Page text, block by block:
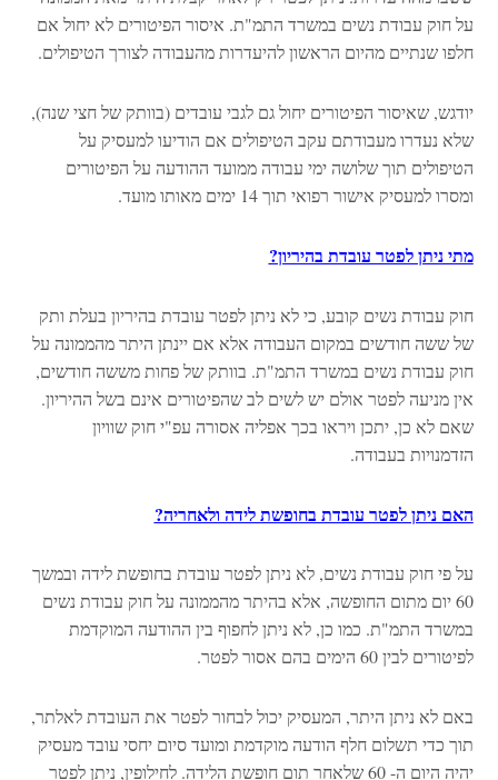
על חוק עבודת נשים במשרד התמ"ת. איסור הפיטורים לא יחול אם
חלפו שנתיים מהיום הראשון להיעדרות מהעבודה לצורך הטיפולים.
יודגש, שאיסור הפיטורים יחול גם לגבי עובדים (בוותק של חצי שנה),
שלא נעדרו מעבודתם עקב הטיפולים אם הודיעו למעסיק על
הטיפולים תוך שלושה ימי עבודה ממועד ההודעה על הפיטורים
ומסרו למעסיק אישור רפואי תוך 14 ימים מאותו מועד.
מתי ניתן לפטר עובדת בהיריון?
חוק עבודת נשים קובע, כי לא ניתן לפטר עובדת בהיריון בעלת ותק
של ששה חודשים במקום העבודה אלא אם יינתן היתר מהממונה על
חוק עבודת נשים במשרד התמ"ת. בוותק של פחות מששה חודשים,
אין מניעה לפטר אולם יש לשים לב שהפיטורים אינם בשל ההיריון.
שאם לא כן, יתכן ויראו בכך אפליה אסורה עפ"י חוק שוויון
הזדמנויות בעבודה.
האם ניתן לפטר עובדת בחופשת לידה ולאחריה?
על פי חוק עבודת נשים, לא ניתן לפטר עובדת בחופשת לידה ובמשך
60 יום מתום החופשה, אלא בהיתר מהממונה על חוק עבודת נשים
במשרד התמ"ת. כמו כן, לא ניתן לחפוף בין ההודעה המוקדמת
לפיטורים לבין 60 הימים בהם אסור לפטר.
באם לא ניתן היתר, המעסיק יכול לבחור לפטר את העובדת לאלתר,
תוך כדי תשלום חלף הודעה מוקדמת ומועד סיום יחסי עובד מעסיק
יהיה היום ה- 60 שלאחר תום חופשת הלידה. לחילופין, ניתן לפטר